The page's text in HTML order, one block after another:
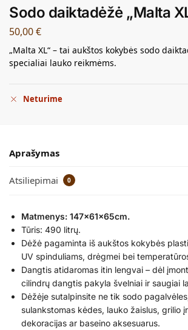
Sodo daiktadėžė „Malta
50,00€
„Malta XL“ – tai aukštos kokybės sodo
specialiai lauko reikmėms.
Neturime
Aprašymas
Atsiliepimai 0
Matmenys: 147x61x65cm.
Tūris: 490 litrų.
Dėžė pagaminta iš aukštos kokybės
UV spinduliams, drėgmei bei
Dangtis atidaromas itin lengvai – dėl
cilindrų dangtis pakyla švelniai ir saugiai
Dėžėje sutalpinsite ne tik sodo
sulankstomas kėdes, lauko žaislus, grilio
dekoracijas ar baseino aksesuarus.